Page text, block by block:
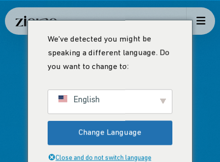
We've detected you might be
speaking a different language. Do
you want to change to:
English
Change Language
Close and do not switch language